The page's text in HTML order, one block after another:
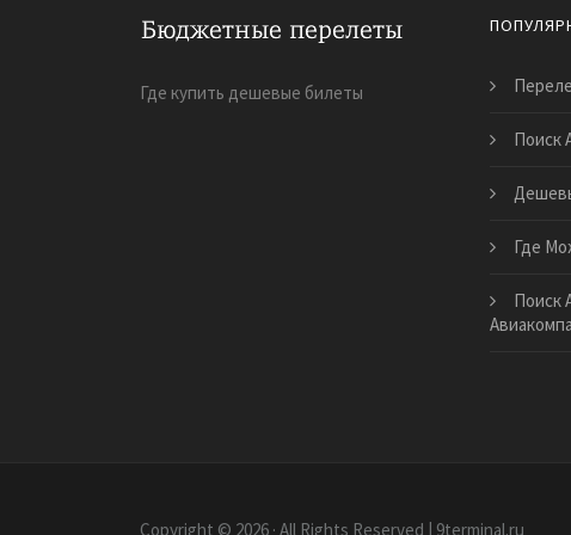
Где купить дешевые билеты
Поиск
Где
Поиск
Copyright © 2026 · All Rights Reserved | 9terminal.ru